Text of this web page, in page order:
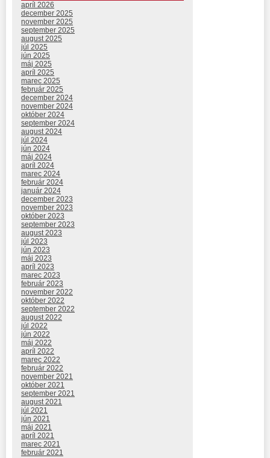
apríl 2026
december 2025
november 2025
september 2025
august 2025
júl 2025
jún 2025
máj 2025
apríl 2025
marec 2025
február 2025
december 2024
november 2024
október 2024
september 2024
august 2024
júl 2024
jún 2024
máj 2024
apríl 2024
marec 2024
február 2024
január 2024
december 2023
november 2023
október 2023
september 2023
august 2023
júl 2023
jún 2023
máj 2023
apríl 2023
marec 2023
február 2023
november 2022
október 2022
september 2022
august 2022
júl 2022
jún 2022
máj 2022
apríl 2022
marec 2022
február 2022
november 2021
október 2021
september 2021
august 2021
júl 2021
jún 2021
máj 2021
apríl 2021
marec 2021
február 2021